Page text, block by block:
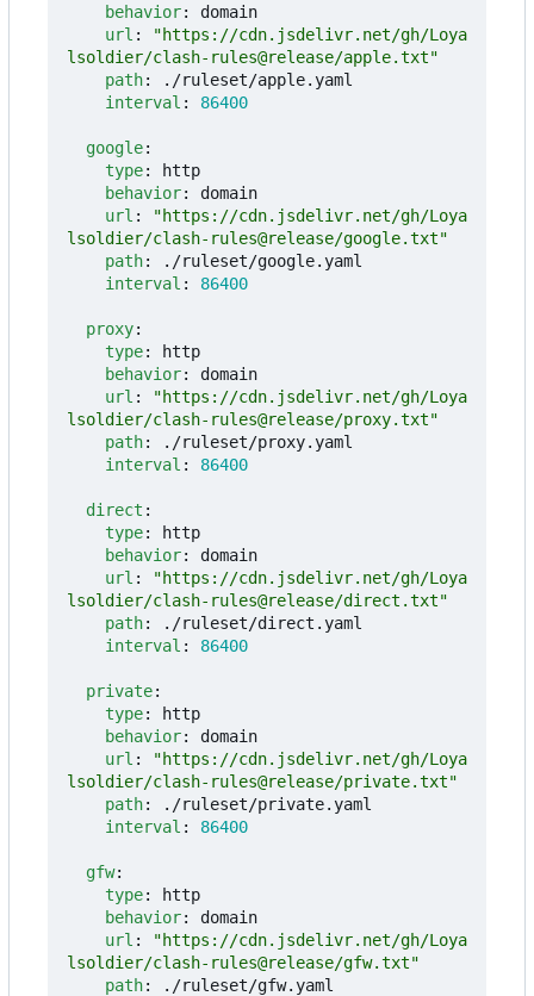
behavior:
domain
url :
"https://cdn.jsdelivr.net/gh/Loya
lsoldier/clash-rules@release/apple.txt"
path:
./ruleset/apple.yaml
interval : 86400
google:
type:
http
behavior:
domain
url :
"https://cdn.jsdelivr.net/gh/Loya
lsoldier/clash-rules@release/google.txt"
path:
./ruleset/google.yaml
interval : 86400
proxy:
type:
http
behavior:
domain
url :
"https://cdn.jsdelivr.net/gh/Loya
lsoldier/clash-rules@release/proxy.txt"
path:
./ruleset/proxy.yaml
interval : 86400
direct :
type:
http
behavior:
domain
url :
"https://cdn.jsdelivr.net/gh/Loya
lsoldier/clash-rules@release/direct.txt"
path:
./ruleset/direct.yaml
interval : 86400
private:
type:
http
behavior:
domain
url :
"https://cdn.jsdelivr.net/gh/Loya
lsoldier/clash-rules@release/private.txt"
path:
./ruleset/private.yaml
interval : 86400
gfw:
type:
http
behavior:
domain
url :
"https://cdn.jsdelivr.net/gh/Loya
lsoldier/clash-rules@release/gfw.txt"
path:
./ruleset/gfw.yaml